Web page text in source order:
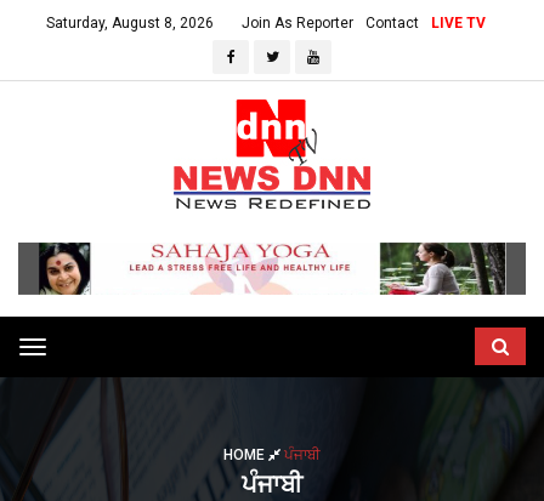
Saturday, August 8, 2026 Join As Reporter Contact LIVE TV
Toggle
navigation
HOME ਪੰਜਾਬੀ
ਪੰਜਾਬੀ